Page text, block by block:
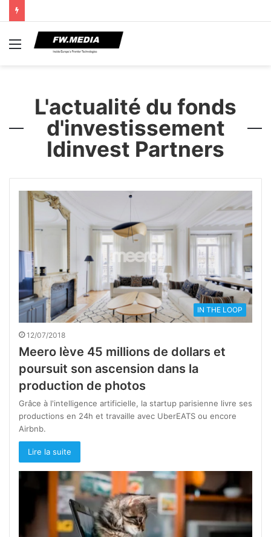
Menu
L'actualité du fonds
d'investissement
Idinvest Partners
IN THE LOOP
12/07/2018
Meero lève 45 millions de dollars et
poursuit son ascension dans la
production de photos
Grâce à l'intelligence artificielle, la startup parisienne livre ses
productions en 24h et travaille avec UberEATS ou encore
Airbnb.
Lire la suite